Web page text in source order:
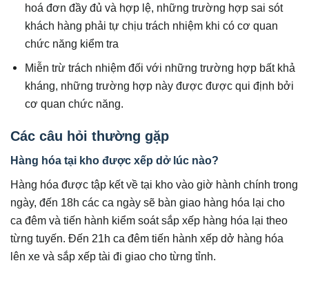
hoá đơn đầy đủ và hợp lệ, những trường hợp sai sót
khách hàng phải tự chịu trách nhiệm khi có cơ quan
chức năng kiểm tra
Miễn trừ trách nhiệm đối với những trường hợp bất khả
kháng, những trường hợp này được được qui định bởi
cơ quan chức năng.
Các câu hỏi thường gặp
Hàng hóa tại kho được xếp dở lúc nào?
Hàng hóa được tập kết về tại kho vào giờ hành chính trong
ngày, đến 18h các ca ngày sẽ bàn giao hàng hóa lại cho
ca đêm và tiến hành kiểm soát sắp xếp hàng hóa lại theo
từng tuyến. Đến 21h ca đêm tiến hành xếp dở hàng hóa
lên xe và sắp xếp tài đi giao cho từng tỉnh.